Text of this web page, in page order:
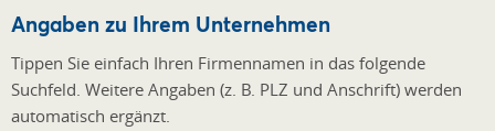
Angaben zu Ihrem Unternehmen
Tippen Sie einfach Ihren Firmennamen in das folgende
Suchfeld. Weitere Angaben (z. B. PLZ und Anschrift) werden
automatisch ergänzt.